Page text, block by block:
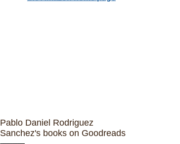
Pablo Daniel Rodriguez
Sanchez's books on Goodreads